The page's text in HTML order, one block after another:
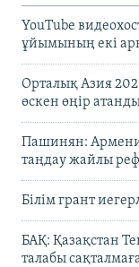
YouTube
ұйымының екі
Орталық Азия
өскен өңір
Пашинян:
таңдау жайлы
Білім грант
БАҚ: Қазақстан
талабы